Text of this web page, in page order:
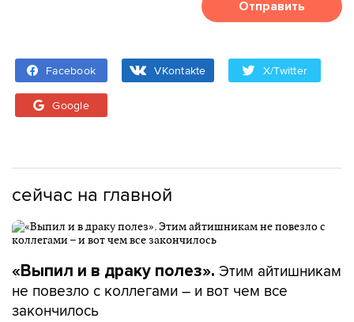
Отправить
Facebook VKontakte X/Twitter
Google
сейчас на главной
«Выпил и в драку полез». Этим айтишникам
не повезло с коллегами – и вот чем все
закончилось